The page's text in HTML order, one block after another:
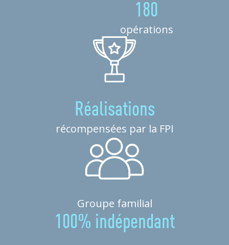
180
opérations
Réalisations
récompensées par la FPI
Groupe familial
100% indépendant